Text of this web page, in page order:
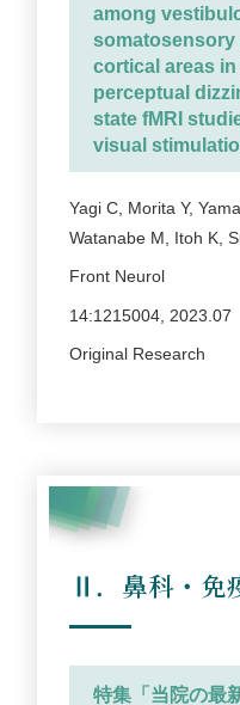
among
cortical areas
perceptual
state fMRI
visual
Yagi C, Morita Y,
Watanabe M, Itoh K,
Front Neurol
14:1215004, 2023.07
Original Research
Ⅱ．鼻科・免
特集「当院の最